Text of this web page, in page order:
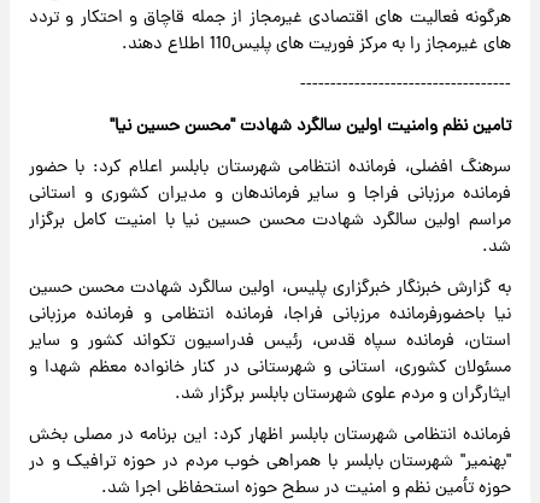
هرگونه فعالیت های اقتصادی غیرمجاز از جمله قاچاق و احتکار و تردد
های غیرمجاز را به مرکز فوریت های پلیس110 اطلاع دهند.
-----------------------------------
تامین نظم وامنیت اولین سالگرد شهادت "محسن حسین نیا"
سرهنگ افضلی، فرمانده انتظامی شهرستان بابلسر اعلام کرد: با حضور
فرمانده مرزبانی فراجا و سایر فرماندهان و مدیران کشوری و استانی
مراسم اولین سالگرد شهادت محسن حسین نیا با امنیت کامل برگزار
شد.
به گزارش خبرنگار خبرگزاری پلیس، اولین سالگرد شهادت محسن حسین
نیا باحضورفرمانده مرزبانی فراجا، فرمانده انتظامی و فرمانده مرزبانی
استان، فرمانده سپاه قدس، رئیس فدراسیون تکواند کشور و سایر
مسئولان کشوری، استانی و شهرستانی در کنار خانواده معظم شهدا و
ایثارگران و مردم علوی شهرستان بابلسر برگزار شد.
فرمانده انتظامی شهرستان بابلسر اظهار کرد: این برنامه در مصلی بخش
"بهنمیر" شهرستان بابلسر با همراهی خوب مردم در حوزه ترافیک و در
حوزه تأمین نظم و امنیت در سطح حوزه استحفاظی اجرا شد.